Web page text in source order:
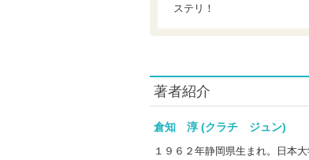
ステリ！
著者紹介
倉知 淳 (クラチ ジュン)
１９６２年静岡県生まれ。日本